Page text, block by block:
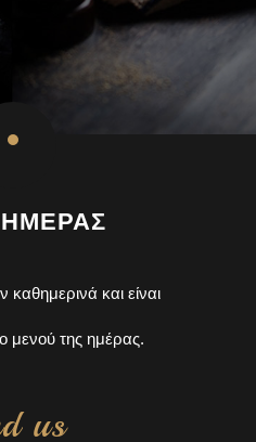
ΗΜΕΡΑΣ
και είναι
μενού της ημέρας.
us